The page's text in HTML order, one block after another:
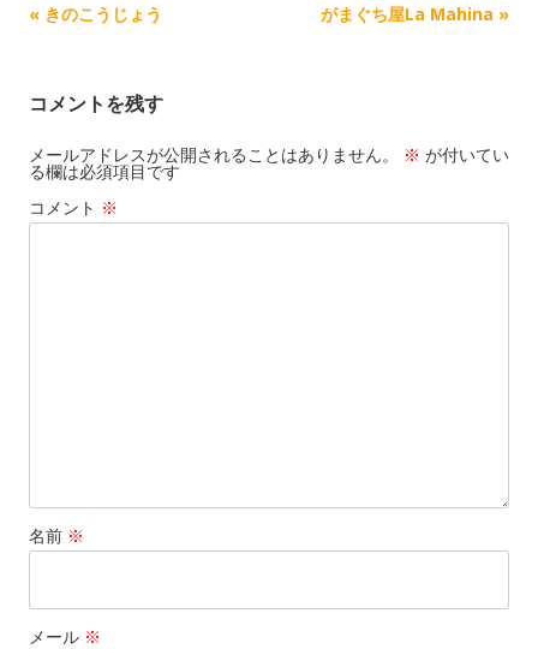
記
ビ
ゲ
ー
シ
« きのこうじょう がまぐち屋La Mahina »
コメントを残す
メールアドレスが公開されることはありません。 ※ が付いてい
る欄は必須項目です
コメント ※
名前 ※
メール ※